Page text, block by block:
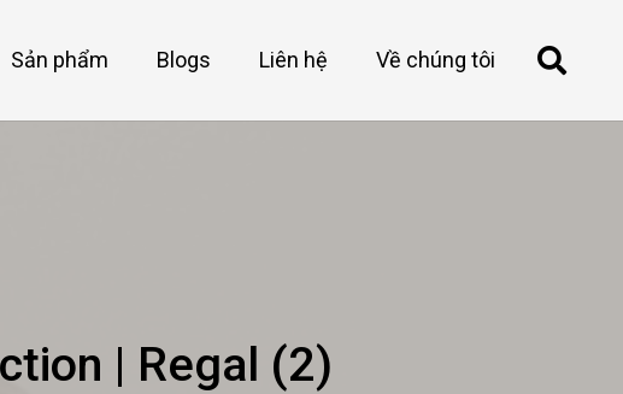
Sản phẩm Blogs Liên hệ Về chúng tôi
| Regal (2)